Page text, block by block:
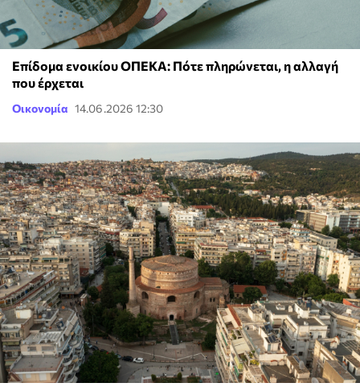
Επίδομα ενοικίου ΟΠΕΚΑ: Πότε πληρώνεται, η αλλαγή
που έρχεται
Οικονομία 14.06.2026 12:30